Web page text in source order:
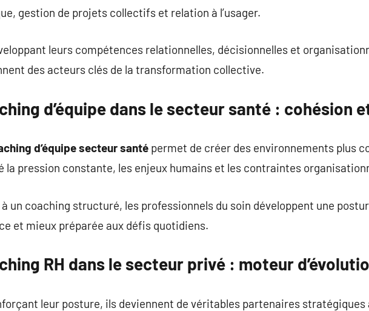
gestion de projets collectifs et relation à l’usager.
leurs compétences relationnelles, décisionnelles et
des acteurs clés de la transformation collective.
d’équipe dans le secteur santé : cohésion
d’équipe secteur santé permet de créer des environnements plus
la pression constante, les enjeux humains et les contraintes
à un coaching structuré, les professionnels du soin développent une
et mieux préparée aux défis quotidiens.
RH dans le secteur privé : moteur
leur posture, ils deviennent de véritables partenaires